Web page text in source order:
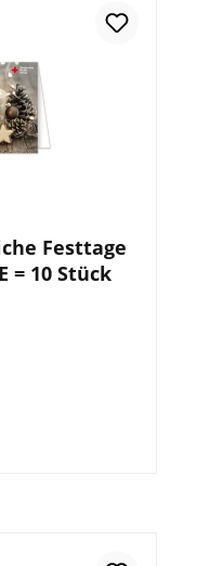
Festtage
= 10 Stück